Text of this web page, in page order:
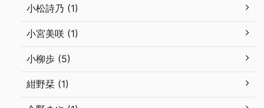
小松詩乃 (1)
小宮美咲 (1)
小柳歩 (5)
紺野栞 (1)